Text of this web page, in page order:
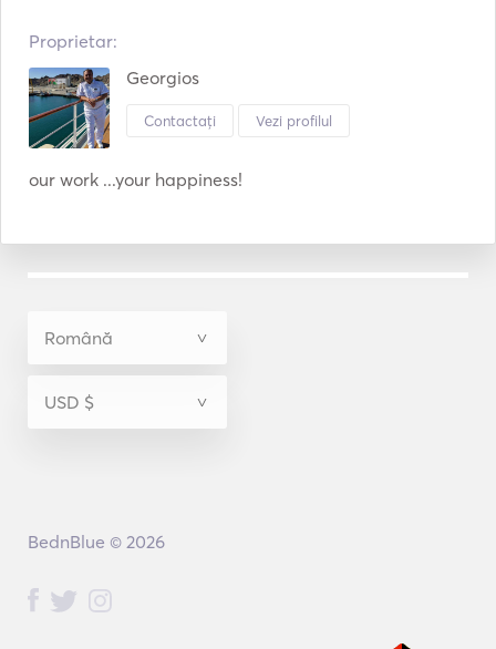
Proprietar:
Georgios
Contactați Vezi profilul
our work ...your happiness!
BednBlue © 2026